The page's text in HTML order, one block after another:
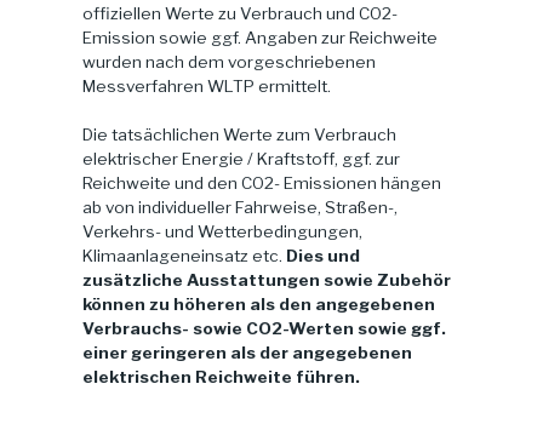
offiziellen Werte zu Verbrauch und CO2-
Emission sowie ggf. Angaben zur Reichweite
wurden nach dem vorgeschriebenen
Messverfahren WLTP ermittelt.
Die tatsächlichen Werte zum Verbrauch
elektrischer Energie / Kraftstoff, ggf. zur
Reichweite und den CO2- Emissionen hängen
ab von individueller Fahrweise, Straßen-,
Verkehrs- und Wetterbedingungen,
Klimaanlageneinsatz etc. Dies und
zusätzliche Ausstattungen sowie Zubehör
können zu höheren als den angegebenen
Verbrauchs- sowie CO2-Werten sowie ggf.
einer geringeren als der angegebenen
elektrischen Reichweite führen.